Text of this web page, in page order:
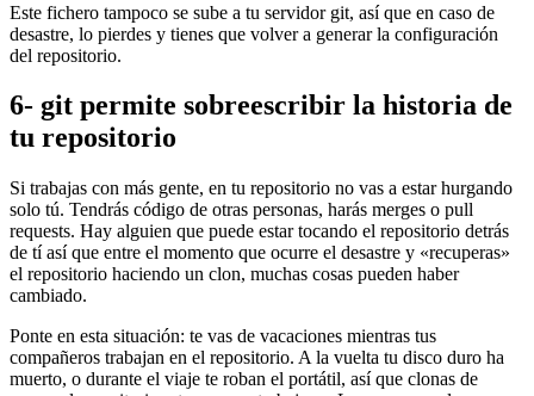
Este fichero tampoco se sube a tu servidor git, así que en caso de
desastre, lo pierdes y tienes que volver a generar la configuración
del repositorio.
6- git permite sobreescribir la historia de
tu repositorio
Si trabajas con más gente, en tu repositorio no vas a estar hurgando
solo tú. Tendrás código de otras personas, harás merges o pull
requests. Hay alguien que puede estar tocando el repositorio detrás
de tí así que entre el momento que ocurre el desastre y «recuperas»
el repositorio haciendo un clon, muchas cosas pueden haber
cambiado.
Ponte en esta situación: te vas de vacaciones mientras tus
compañeros trabajan en el repositorio. A la vuelta tu disco duro ha
muerto, o durante el viaje te roban el portátil, así que clonas de